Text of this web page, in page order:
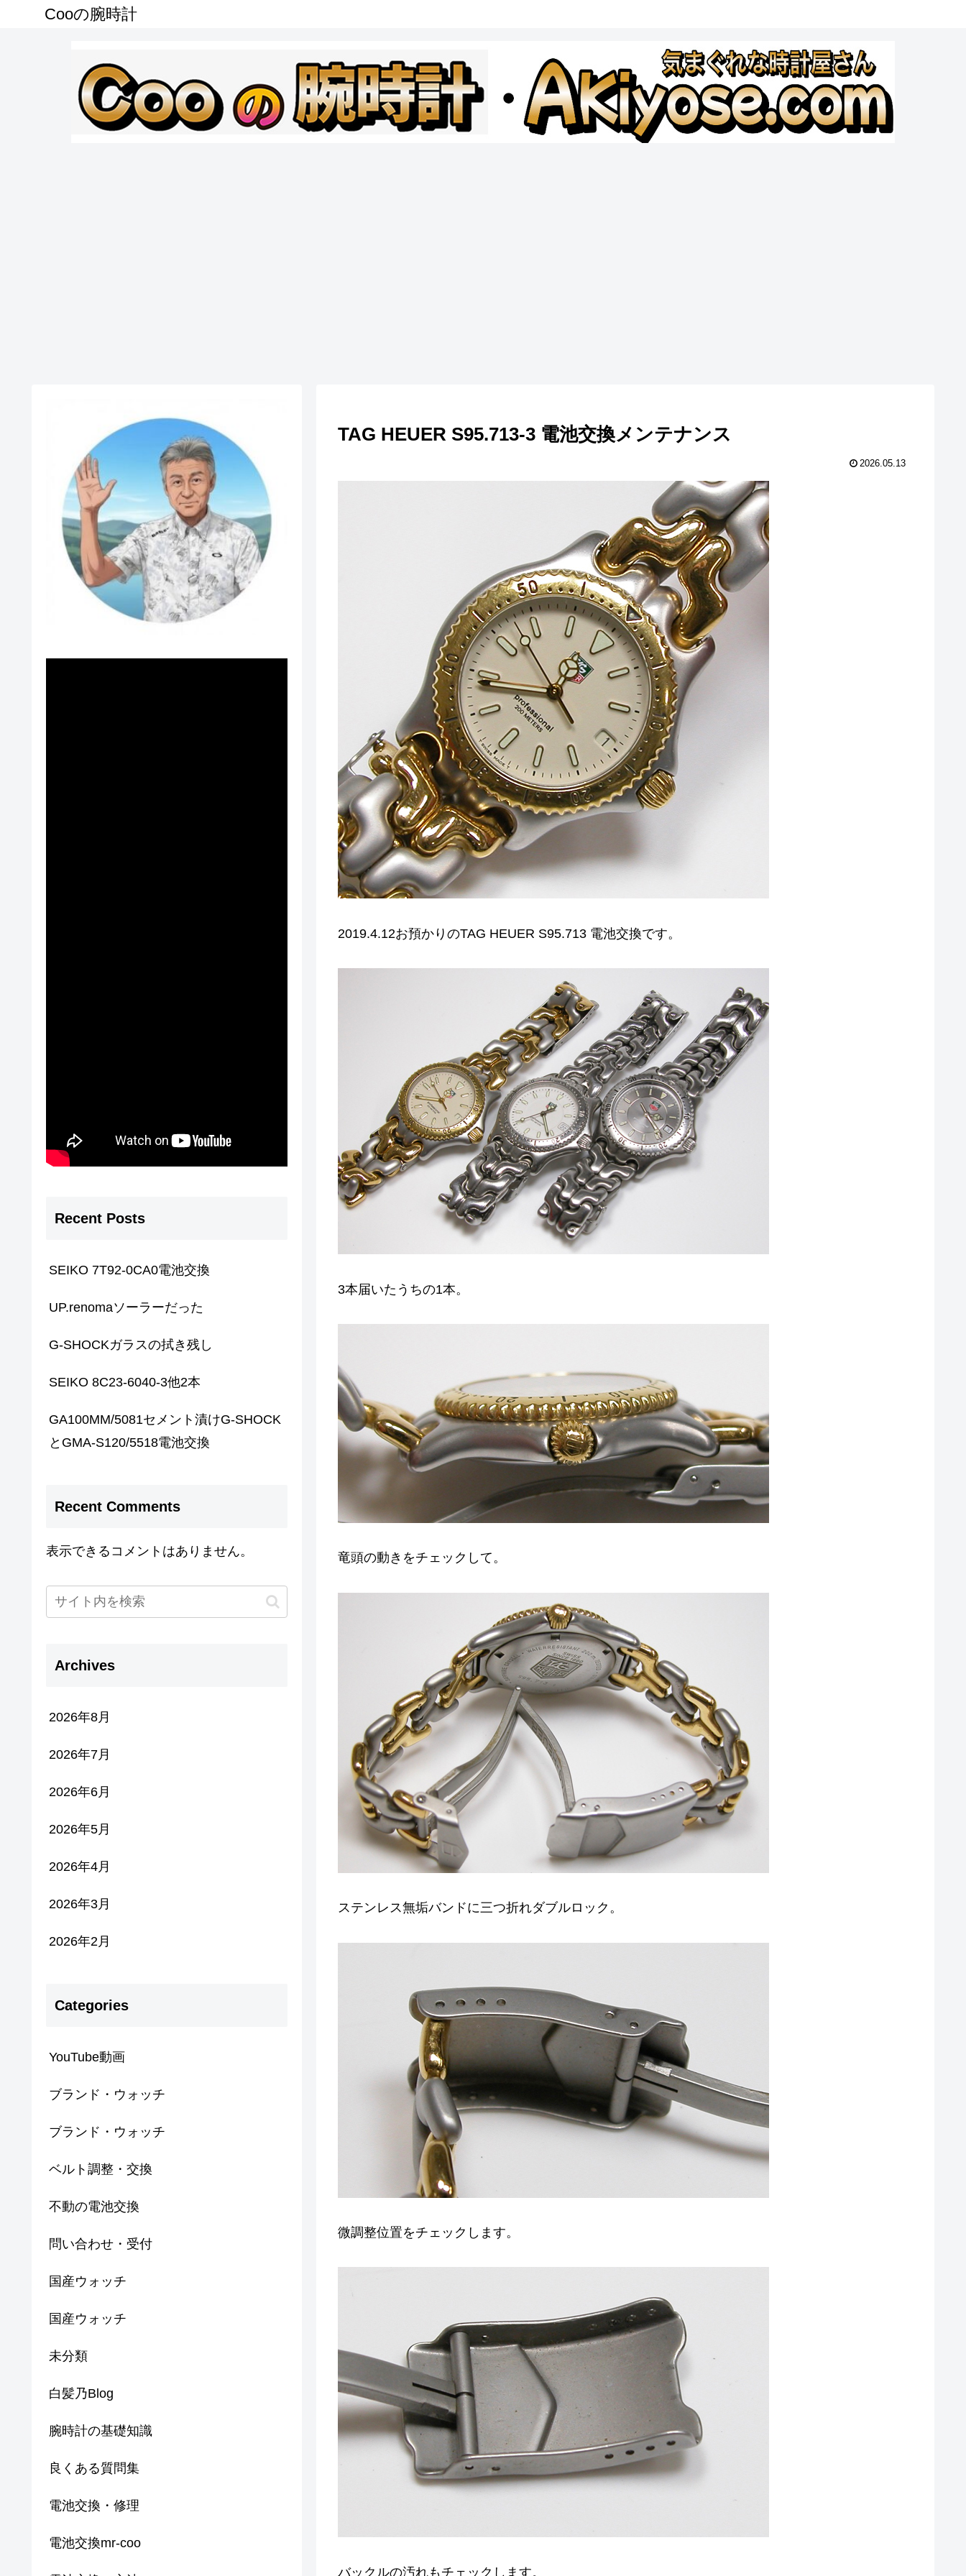
Cooの腕時計
TAG HEUER S95.713-3 電池交換メンテナンス
2026.05.13
2019.4.12お預かりのTAG HEUER S95.713 電池交換です。
3本届いたうちの1本。
竜頭の動きをチェックして。
ステンレス無垢バンドに三つ折れダブルロック。
微調整位置をチェックします。
バックルの汚れもチェックします。
Recent Posts
SEIKO 7T92-0CA0電池交換
UP.renomaソーラーだった
G-SHOCKガラスの拭き残し
SEIKO 8C23-6040-3他2本
GA100MM/5081セメント漬けG-SHOCK
とGMA-S120/5518電池交換
Recent Comments
表示できるコメントはありません。
Archives
2026年8月
2026年7月
2026年6月
2026年5月
2026年4月
2026年3月
2026年2月
Categories
YouTube動画
ブランド・ウォッチ
ブランド・ウォッチ
ベルト調整・交換
不動の電池交換
問い合わせ・受付
国産ウォッチ
国産ウォッチ
未分類
白髪乃Blog
腕時計の基礎知識
良くある質問集
電池交換・修理
電池交換mr-coo